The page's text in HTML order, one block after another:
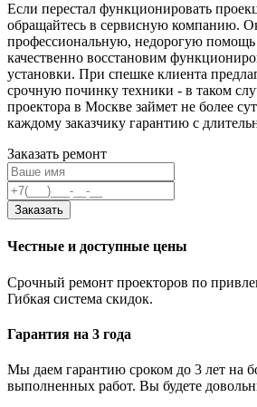
Если перестал функционировать
обращайтесь в сервисную компанию.
профессиональную, недорогую
качественно восстановим
установки. При спешке клиента
срочную починку техники - в таком
проектора в Москве займет не более
каждому заказчику гарантию с
Заказать ремонт
Заказать
Честные и доступные цены
Срочный ремонт проекторов по
Гибкая система скидок.
Гарантия на 3 года
Мы даем гарантию сроком до 3 лет на
выполненных работ. Вы будете